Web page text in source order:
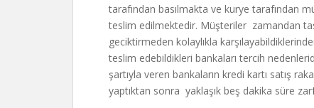
tarafından basılmakta ve kurye tarafından
teslim edilmektedir. Müşteriler zamandan
geciktirmeden kolaylıkla
teslim edebildikleri bankaları tercih
şartıyla veren bankaların kredi kartı satış
yaptıktan sonra yaklaşık beş dakika süre